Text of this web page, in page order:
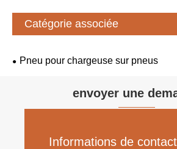
Catégorie associée
Pneu pour chargeuse sur pneus
envoyer une
Informations de contact